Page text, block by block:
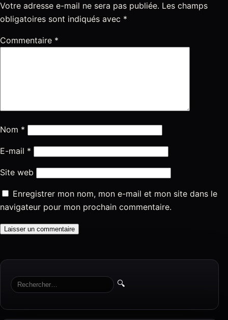
Votre adresse e-mail ne sera pas publiée. Les champs
obligatoires sont indiqués avec *
Commentaire *
Nom *
E-mail *
Site web
Enregistrer mon nom, mon e-mail et mon site dans le
navigateur pour mon prochain commentaire.
🔍